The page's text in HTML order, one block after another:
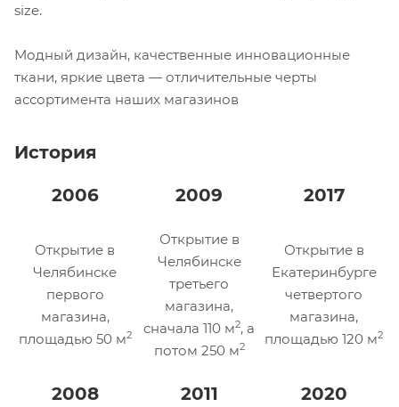
size.
Модный дизайн, качественные инновационные
ткани, яркие цвета — отличительные черты
ассортимента наших магазинов
История
2006
2009 2017
Открытие в
Челябинске
первого
магазина,
площадью 50 м2
Открытие в
Челябинске
третьего
магазина,
сначала 110 м2, а
потом 250 м2
Открытие в
Екатеринбурге
четвертого
магазина,
площадью 120 м2
2008 2011 2020